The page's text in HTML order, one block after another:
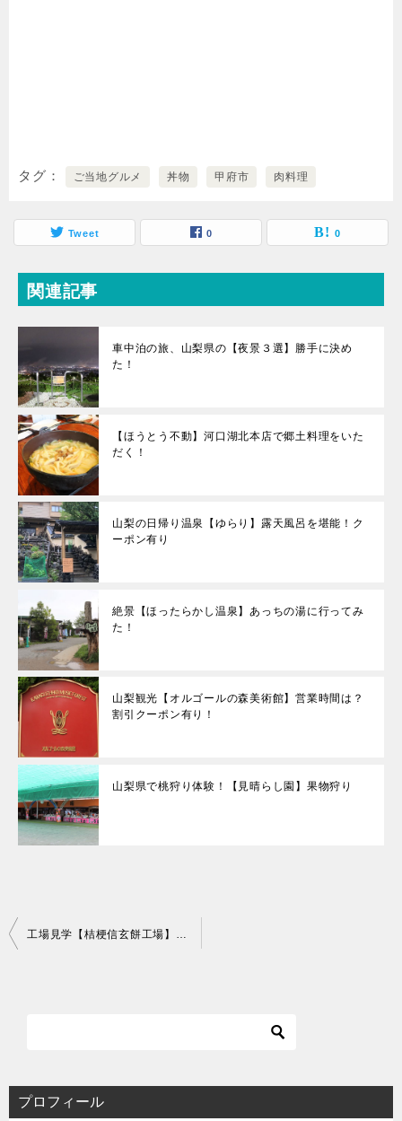
タグ ご当地グルメ 丼物 甲府市 肉料理
Tweet 0 0
関連記事
車中泊の旅、山梨県の【夜景３選】勝手に決め
た！
【ほうとう不動】河口湖北本店で郷土料理をいた
だく！
山梨の日帰り温泉【ゆらり】露天風呂を堪能！ク
ーポン有り
絶景【ほったらかし温泉】あっちの湯に行ってみ
た！
山梨観光【オルゴールの森美術館】営業時間は？
割引クーポン有り！
山梨県で桃狩り体験！【見晴らし園】果物狩り
投
稿
ン
プロフィール